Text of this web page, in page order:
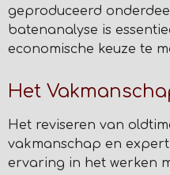
geproduceerd
batenanalyse is
economische keuze te
Het
Het reviseren van
vakmanschap en
ervaring in het werken